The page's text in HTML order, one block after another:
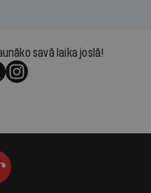
savā laika joslā!